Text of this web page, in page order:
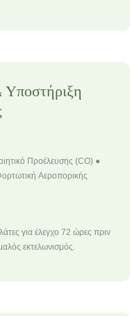
Προέλευσης (CO) ●
Αεροπορικής
για έλεγχο 72 ώρες πριν
εκτελωνισμός.